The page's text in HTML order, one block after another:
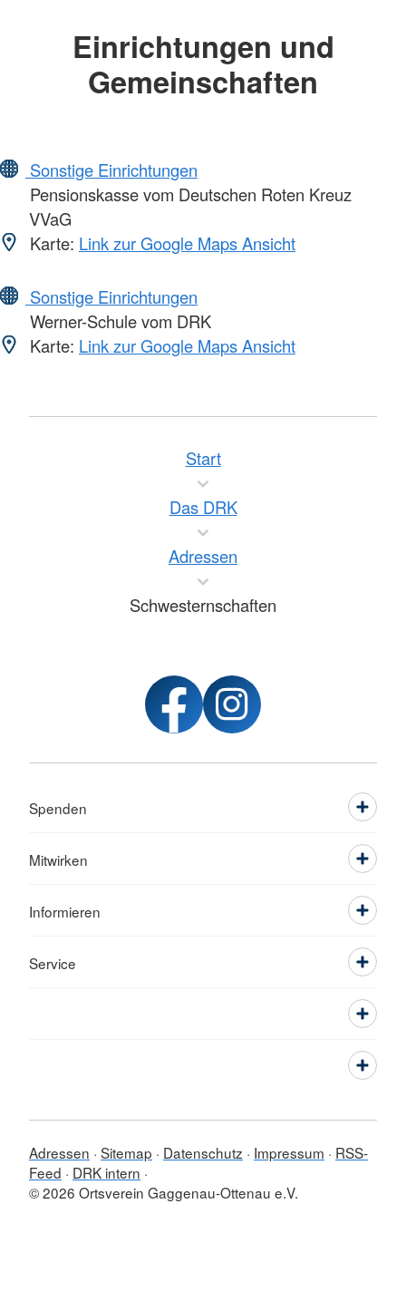
Einrichtungen und
Gemeinschaften
Sonstige Einrichtungen
Pensionskasse vom Deutschen Roten Kreuz
VVaG
Karte: Link zur Google Maps Ansicht
Sonstige Einrichtungen
Werner-Schule vom DRK
Karte: Link zur Google Maps Ansicht
Start
Das DRK
Adressen
Schwesternschaften
Spenden
Mitwirken
Informieren
Service
Adressen Sitemap Datenschutz Impressum
RSS-
Feed
DRK intern
© 2026 Ortsverein Gaggenau-Ottenau e.V.